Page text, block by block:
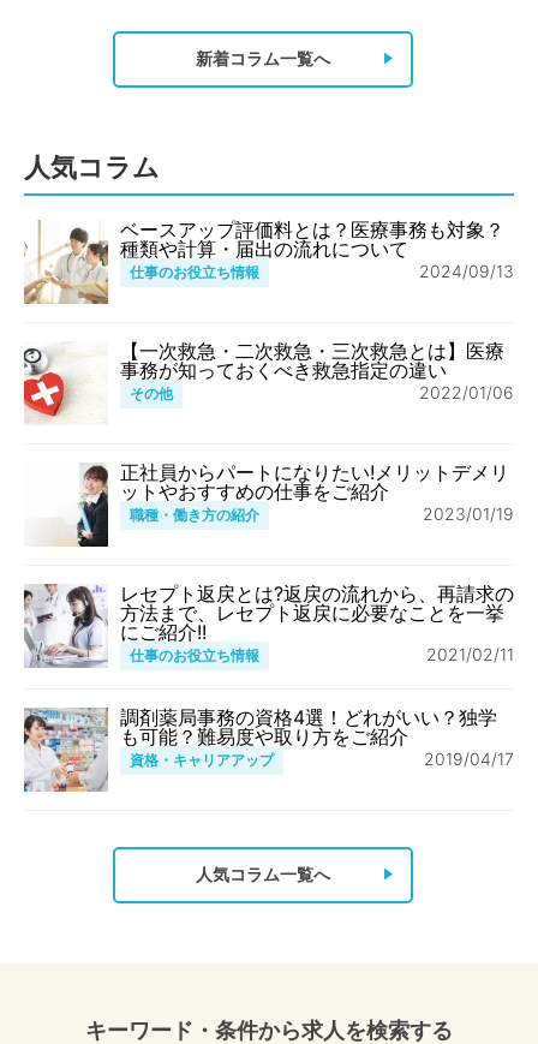
新着コラム一覧へ
人気コラム
ベースアップ評価料とは？医療事務も対象？
種類や計算・届出の流れについて
仕事のお役立ち情報 2024/09/13
【一次救急・二次救急・三次救急とは】医療
事務が知っておくべき救急指定の違い
その他 2022/01/06
正社員からパートになりたい!メリットデメリ
ットやおすすめの仕事をご紹介
職種・働き方の紹介 2023/01/19
レセプト返戻とは?返戻の流れから、再請求の
方法まで、レセプト返戻に必要なことを一挙
にご紹介!!
仕事のお役立ち情報 2021/02/11
調剤薬局事務の資格4選！どれがいい？独学
も可能？難易度や取り方をご紹介
資格・キャリアアップ 2019/04/17
人気コラム一覧へ
キーワード・条件から求人を検索する